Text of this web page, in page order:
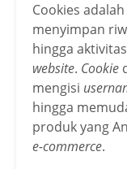
Cookies
menyimpan
hingga
website. Cookie
mengisi
hingga
produk yang
e-commerce.